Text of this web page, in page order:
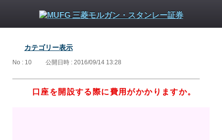
カテゴリー表示
No : 10 公開日時 : 2016/09/14 13:28
口座を開設する際に費用がかかりますか。